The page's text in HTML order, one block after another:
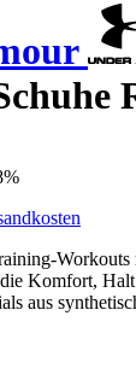
Komfort,
aus